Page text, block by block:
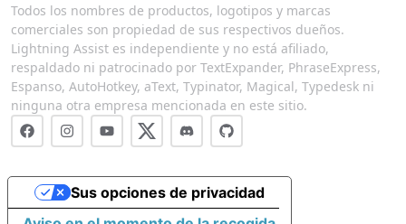
Todos los nombres de productos, logotipos y marcas
comerciales son propiedad de sus respectivos dueños.
Lightning Assist es independiente y no está afiliado,
respaldado ni patrocinado por TextExpander, PhraseExpress,
Espanso, AutoHotkey, aText, Typinator, Magical, Typedesk ni
ninguna otra empresa mencionada en este sitio.
Sus opciones de privacidad